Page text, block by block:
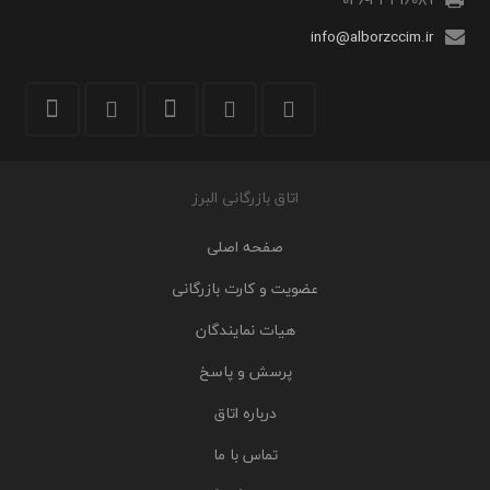
info@alborzccim.ir
اتاق بازرگانی البرز
صفحه اصلی
عضویت و کارت بازرگانی
هیات نمایندگان
پرسش و پاسخ
درباره اتاق
تماس با ما